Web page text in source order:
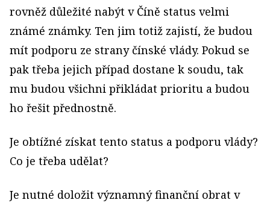
rovněž důležité nabýt v Číně status velmi
známé známky. Ten jim totiž zajistí, že budou
mít podporu ze strany čínské vlády. Pokud se
pak třeba jejich případ dostane k soudu, tak
mu budou všichni přikládat prioritu a budou
ho řešit přednostně.
Je obtížné získat tento status a podporu vlády?
Co je třeba udělat?
Je nutné doložit významný finanční obrat v